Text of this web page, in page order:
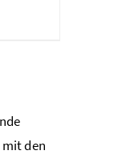
den